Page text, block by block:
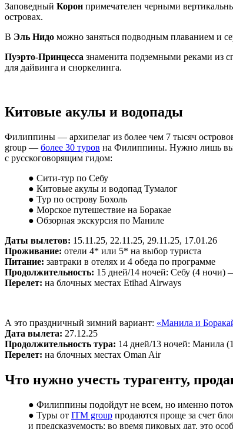
Заповедный Корон примечателен черными
островах.
В Эль Нидо можно заняться подводным плаванием и
Пуэрто-Принцесса знаменита подземными реками из
для дайвинга и сноркелинга.
Китовые акулы и водопады
Филиппины — архипелаг из более чем 7 тысяч
group — более 30 туров на Филиппины. Нужно лишь
с русскоговорящим гидом:
● Сити-тур по Себу
● Китовые акулы и водопад Тумалог
● Тур по острову Бохоль
● Морское путешествие на Боракае
● Обзорная экскурсия по Маниле
Даты вылетов: 15.11.25, 22.11.25, 29.11.25, 17.01.26
Проживание: отели 4* или 5* на выбор туриста
Питание: завтраки в отелях и 4 обеда по программе
Продолжительность: 15 дней/14 ночей: Себу (4
Перелет: на блочных местах Etihad Airways
А это праздничный зимний вариант: «Манила и
Дата вылета: 27.12.25
Продолжительность тура: 14 дней/13 ночей: Манила
Перелет: на блочных местах Oman Air
Что нужно учесть турагенту,
● Филиппины подойдут не всем, но именно
● Туры от ITM group продаются проще за счет
и предсказуемость: во время пиковых дат, это